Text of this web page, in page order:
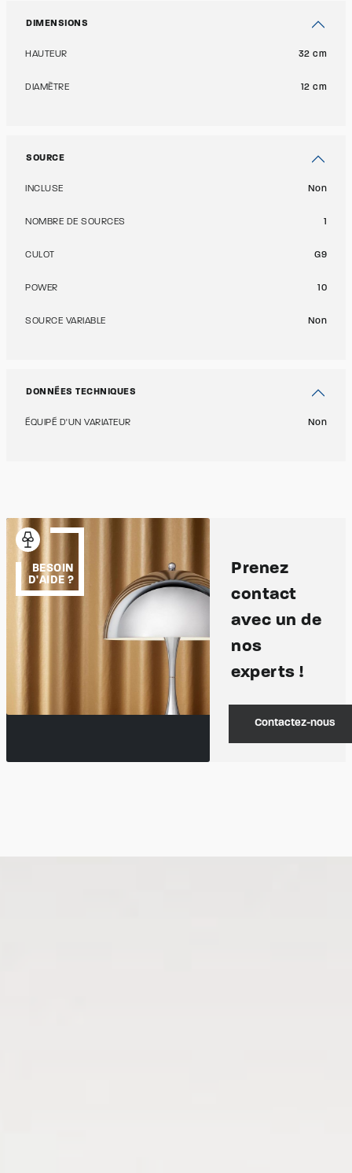
DIMENSIONS
HAUTEUR 32 cm
DIAMÈTRE 12 cm
SOURCE
INCLUSE Non
NOMBRE DE SOURCES 1
CULOT G9
POWER 10
SOURCE VARIABLE Non
DONNÉES TECHNIQUES
ÉQUIPÉ D'UN VARIATEUR Non
BESOIN
D'AIDE ?
Prenez
contact
avec un de
nos
experts !
Contactez-nous